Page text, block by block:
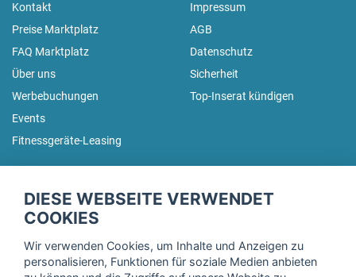
Kontakt
Preise Marktplatz
FAQ Marktplatz
Über uns
Werbebuchungen
Events
Fitnessgeräte-Leasing
Impressum
AGB
Datenschutz
Sicherheit
Top-Inserat kündigen
Trage dich hier für unseren Newsletter ein und erhalte regelmäßig
DIESE WEBSEITE VERWENDET
COOKIES
Wir verwenden Cookies, um Inhalte und Anzeigen zu
personalisieren, Funktionen für soziale Medien anbieten